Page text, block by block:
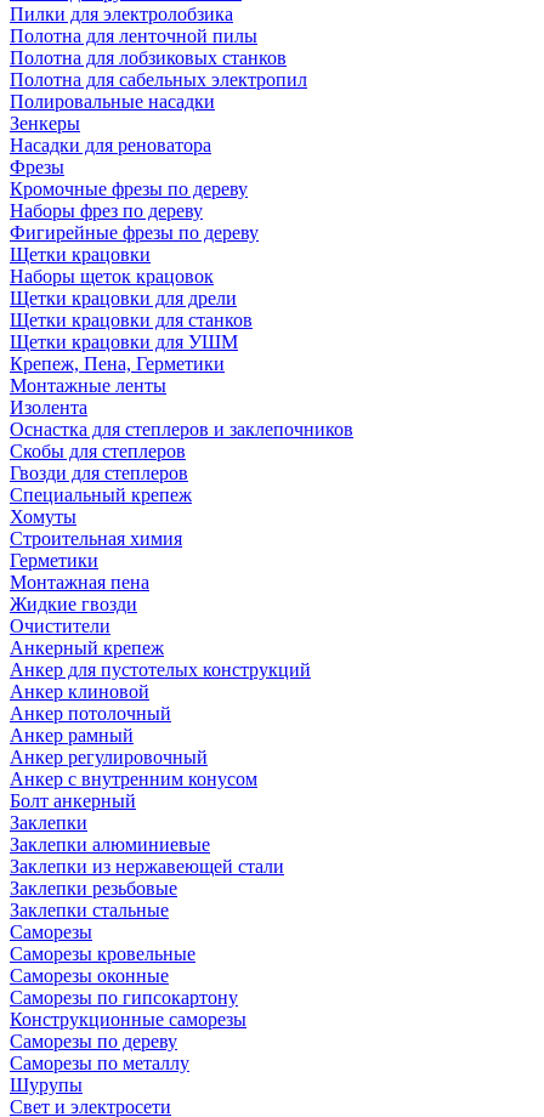
Пилки для электролобзика
Полотна для ленточной пилы
Полотна для лобзиковых станков
Полотна для сабельных электропил
Полировальные насадки
Зенкеры
Насадки для реноватора
Фрезы
Кромочные фрезы по дереву
Наборы фрез по дереву
Фигирейные фрезы по дереву
Щетки крацовки
Наборы щеток крацовок
Щетки крацовки для дрели
Щетки крацовки для станков
Щетки крацовки для УШМ
Крепеж, Пена, Герметики
Монтажные ленты
Изолента
Оснастка для степлеров и заклепочников
Скобы для степлеров
Гвозди для степлеров
Специальный крепеж
Хомуты
Строительная химия
Герметики
Монтажная пена
Жидкие гвозди
Очистители
Анкерный крепеж
Анкер для пустотелых конструкций
Анкер клиновой
Анкер потолочный
Анкер рамный
Анкер регулировочный
Анкер с внутренним конусом
Болт анкерный
Заклепки
Заклепки алюминиевые
Заклепки из нержавеющей стали
Заклепки резьбовые
Заклепки стальные
Саморезы
Саморезы кровельные
Саморезы оконные
Саморезы по гипсокартону
Конструкционные саморезы
Саморезы по дереву
Саморезы по металлу
Шурупы
Свет и электросети